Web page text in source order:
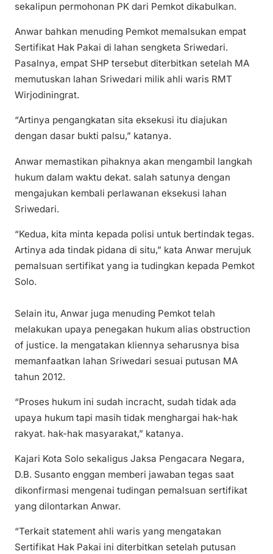
sekalipun permohonan PK dari Pemkot dikabulkan.
Anwar bahkan menuding Pemkot memalsukan empat
Sertifikat Hak Pakai di lahan sengketa Sriwedari.
Pasalnya, empat SHP tersebut diterbitkan setelah MA
memutuskan lahan Sriwedari milik ahli waris RMT
Wirjodiningrat.
“Artinya pengangkatan sita eksekusi itu diajukan
dengan dasar bukti palsu,” katanya.
Anwar memastikan pihaknya akan mengambil langkah
hukum dalam waktu dekat. salah satunya dengan
mengajukan kembali perlawanan eksekusi lahan
Sriwedari.
“Kedua, kita minta kepada polisi untuk bertindak tegas.
Artinya ada tindak pidana di situ,” kata Anwar merujuk
pemalsuan sertifikat yang ia tudingkan kepada Pemkot
Solo.
Selain itu, Anwar juga menuding Pemkot telah
melakukan upaya penegakan hukum alias obstruction
of justice. Ia mengatakan kliennya seharusnya bisa
memanfaatkan lahan Sriwedari sesuai putusan MA
tahun 2012.
“Proses hukum ini sudah incracht, sudah tidak ada
upaya hukum tapi masih tidak menghargai hak-hak
rakyat. hak-hak masyarakat,” katanya.
Kajari Kota Solo sekaligus Jaksa Pengacara Negara,
D.B. Susanto enggan memberi jawaban tegas saat
dikonfirmasi mengenai tudingan pemalsuan sertifikat
yang dilontarkan Anwar.
“Terkait statement ahli waris yang mengatakan
Sertifikat Hak Pakai ini diterbitkan setelah putusan